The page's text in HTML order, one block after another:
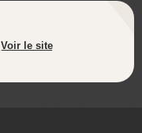
Voir le site